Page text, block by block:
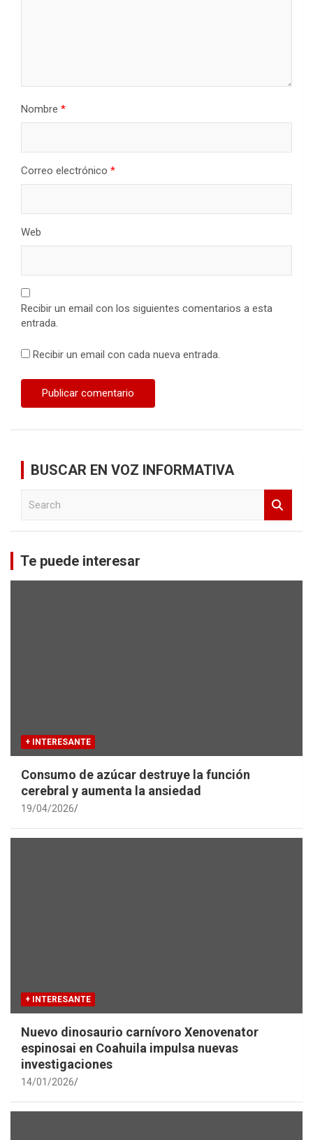
Nombre *
Correo electrónico *
Web
Recibir un email con los siguientes comentarios a esta
entrada.
Recibir un email con cada nueva entrada.
BUSCAR EN VOZ INFORMATIVA
c
h
Te puede interesar
+ INTERESANTE
Consumo de azúcar destruye la función
cerebral y aumenta la ansiedad
19/04/2026
+ INTERESANTE
Nuevo dinosaurio carnívoro Xenovenator
espinosai en Coahuila impulsa nuevas
investigaciones
14/01/2026